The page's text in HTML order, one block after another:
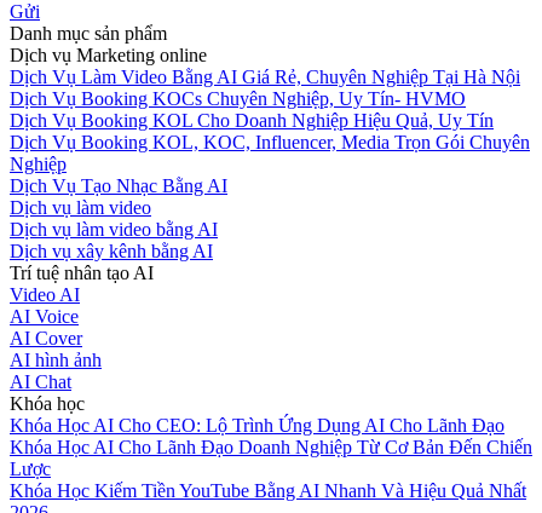
Gửi
Danh mục sản phẩm
Dịch vụ Marketing online
Dịch Vụ Làm Video Bằng AI Giá Rẻ, Chuyên Nghiệp Tại Hà Nội
Dịch Vụ Booking KOCs Chuyên Nghiệp, Uy Tín- HVMO
Dịch Vụ Booking KOL Cho Doanh Nghiệp Hiệu Quả, Uy Tín
Dịch Vụ Booking KOL, KOC, Influencer, Media Trọn Gói Chuyên
Nghiệp
Dịch Vụ Tạo Nhạc Bằng AI
Dịch vụ làm video
Dịch vụ làm video bằng AI
Dịch vụ xây kênh bằng AI
Trí tuệ nhân tạo AI
Video AI
AI Voice
AI Cover
AI hình ảnh
AI Chat
Khóa học
Khóa Học AI Cho CEO: Lộ Trình Ứng Dụng AI Cho Lãnh Đạo
Khóa Học AI Cho Lãnh Đạo Doanh Nghiệp Từ Cơ Bản Đến Chiến
Lược
Khóa Học Kiếm Tiền YouTube Bằng AI Nhanh Và Hiệu Quả Nhất